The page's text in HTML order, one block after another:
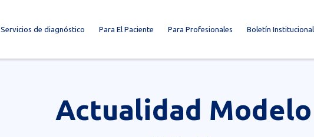
Servicios de diagnóstico Para El Paciente Para Profesionales Boletín Institucional
Actualidad Modelo